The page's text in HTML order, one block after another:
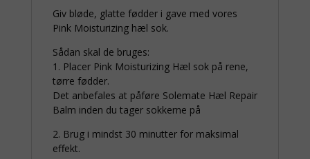
Giv bløde, glatte fødder i gave med vores
Pink Moisturizing hæl sok.
Sådan skal de bruges:
1. Placer Pink Moisturizing Hæl sok på rene,
tørre fødder.
Det anbefales at påføre Solemate Hæl Repair
Balm inden du tager sokkerne på
2. Brug i mindst 30 minutter for maksimal
effekt.